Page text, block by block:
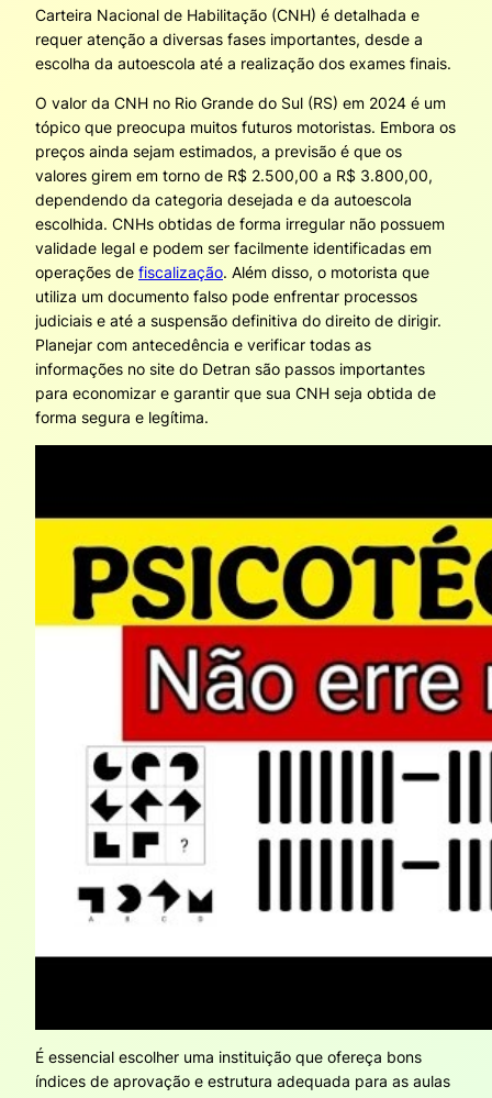
Carteira Nacional de Habilitação (CNH) é detalhada e
requer atenção a diversas fases importantes, desde a
escolha da autoescola até a realização dos exames finais.
O valor da CNH no Rio Grande do Sul (RS) em 2024 é um
tópico que preocupa muitos futuros motoristas. Embora os
preços ainda sejam estimados, a previsão é que os
valores girem em torno de R$ 2.500,00 a R$ 3.800,00,
dependendo da categoria desejada e da autoescola
escolhida. CNHs obtidas de forma irregular não possuem
validade legal e podem ser facilmente identificadas em
operações de fiscalização. Além disso, o motorista que
utiliza um documento falso pode enfrentar processos
judiciais e até a suspensão definitiva do direito de dirigir.
Planejar com antecedência e verificar todas as
informações no site do Detran são passos importantes
para economizar e garantir que sua CNH seja obtida de
forma segura e legítima.
É essencial escolher uma instituição que ofereça bons
índices de aprovação e estrutura adequada para as aulas